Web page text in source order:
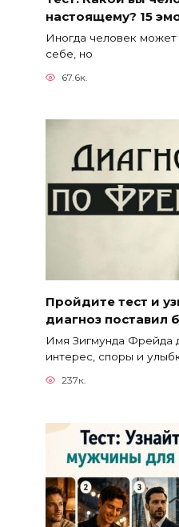
настоящему? 15
Иногда человек может
себе, но
67.6к.
Пройдите тест и
диагноз поставил
Имя Зигмунда Фрейда
интерес, споры и
237к.